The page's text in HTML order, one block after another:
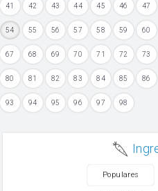
41 42 43 44 45 46 47
54 55 56 57 58 59 60
67 68 69 70 71 72 73
80 81 82 83 84 85 86
93 94 95 96 97 98
Populares